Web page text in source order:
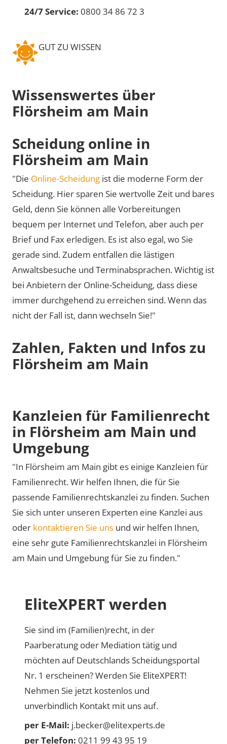
24/7 Service: 0800 34 86 72 3
GUT ZU WISSEN
Wissenswertes über
Flörsheim am Main
Scheidung online in
Flörsheim am Main
"Die Online-Scheidung ist die moderne Form der
Scheidung. Hier sparen Sie wertvolle Zeit und bares
Geld, denn Sie können alle Vorbereitungen
bequem per Internet und Telefon, aber auch per
Brief und Fax erledigen. Es ist also egal, wo Sie
gerade sind. Zudem entfallen die lästigen
Anwaltsbesuche und Terminabsprachen. Wichtig ist
bei Anbietern der Online-Scheidung, dass diese
immer durchgehend zu erreichen sind. Wenn das
nicht der Fall ist, dann wechseln Sie!"
Zahlen, Fakten und Infos zu
Flörsheim am Main
Kanzleien für Familienrecht
in Flörsheim am Main und
Umgebung
"In Flörsheim am Main gibt es einige Kanzleien für
Familienrecht. Wir helfen Ihnen, die für Sie
passende Familienrechtskanzlei zu finden. Suchen
Sie sich unter unseren Experten eine Kanzlei aus
oder kontaktieren Sie uns und wir helfen Ihnen,
eine sehr gute Familienrechtskanzlei in Flörsheim
am Main und Umgebung für Sie zu finden."
EliteXPERT werden
Sie sind im (Familien)recht, in der
Paarberatung oder Mediation tätig und
möchten auf Deutschlands Scheidungsportal
Nr. 1 erscheinen? Werden Sie EliteXPERT!
Nehmen Sie jetzt kostenlos und
unverbindlich Kontakt mit uns auf.
per E-Mail: j.becker@elitexperts.de
per Telefon: 0211 99 43 95 19